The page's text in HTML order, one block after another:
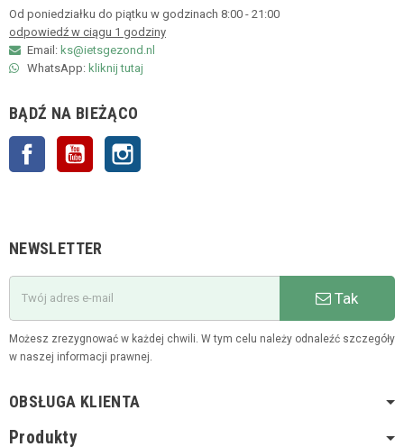
Od poniedziałku do piątku w godzinach 8:00 - 21:00
odpowiedź w ciągu 1 godziny
Email: ks@ietsgezond.nl
WhatsApp: kliknij tutaj
BĄDŹ NA BIEŻĄCO
Facebook YouTube
NEWSLETTER
Tak
Możesz zrezygnować w każdej chwili. W tym celu należy odnaleźć szczegóły
w naszej informacji prawnej.
OBSŁUGA KLIENTA
Produkty